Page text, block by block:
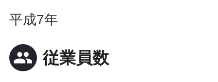
平成7年
people 従業員数